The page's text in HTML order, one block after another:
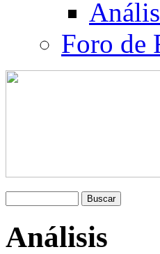
Foro de
Análisis